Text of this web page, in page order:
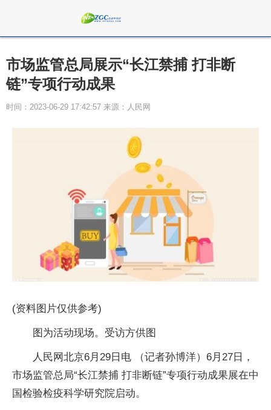
市场监管总局展示“长江禁捕 打非断
链”专项行动成果
时间：2023-06-29 17:42:57 来源：人民网
(资料图片仅供参考)
图为活动现场。受访方供图
人民网北京6月29日电 （记者孙博洋）6月27日，
市场监管总局“长江禁捕 打非断链”专项行动成果展在中
国检验检疫科学研究院启动。